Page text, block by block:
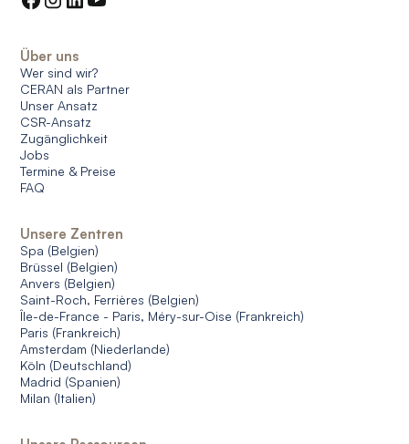
Über uns
Wer sind wir?
CERAN als Partner
Unser Ansatz
CSR-Ansatz
Zugänglichkeit
Jobs
Termine & Preise
FAQ
Unsere Zentren
Spa (Belgien)
Brüssel (Belgien)
Anvers (Belgien)
Saint-Roch, Ferrières (Belgien)
Île-de-France - Paris, Méry-sur-Oise (Frankreich)
Paris (Frankreich)
Amsterdam (Niederlande)
Köln (Deutschland)
Madrid (Spanien)
Milan (Italien)